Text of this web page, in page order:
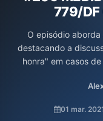
779/DF
O episódio aborda
destacando a
honra" em casos
a argumentação
igualdade e
01 mar.